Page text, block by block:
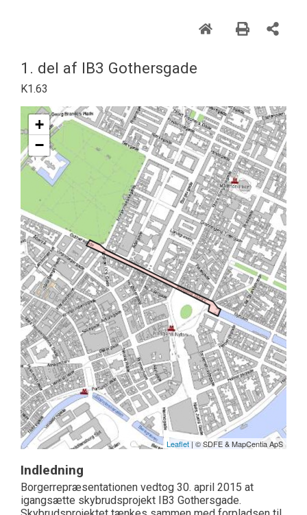
1. del af IB3 Gothersgade
K1.63
+
−
Leaflet| © SDFE & MapCentia ApS
Indledning
Borgerrepræsentationen vedtog 30. april 2015 at
igangsætte skybrudsprojekt IB3 Gothersgade.